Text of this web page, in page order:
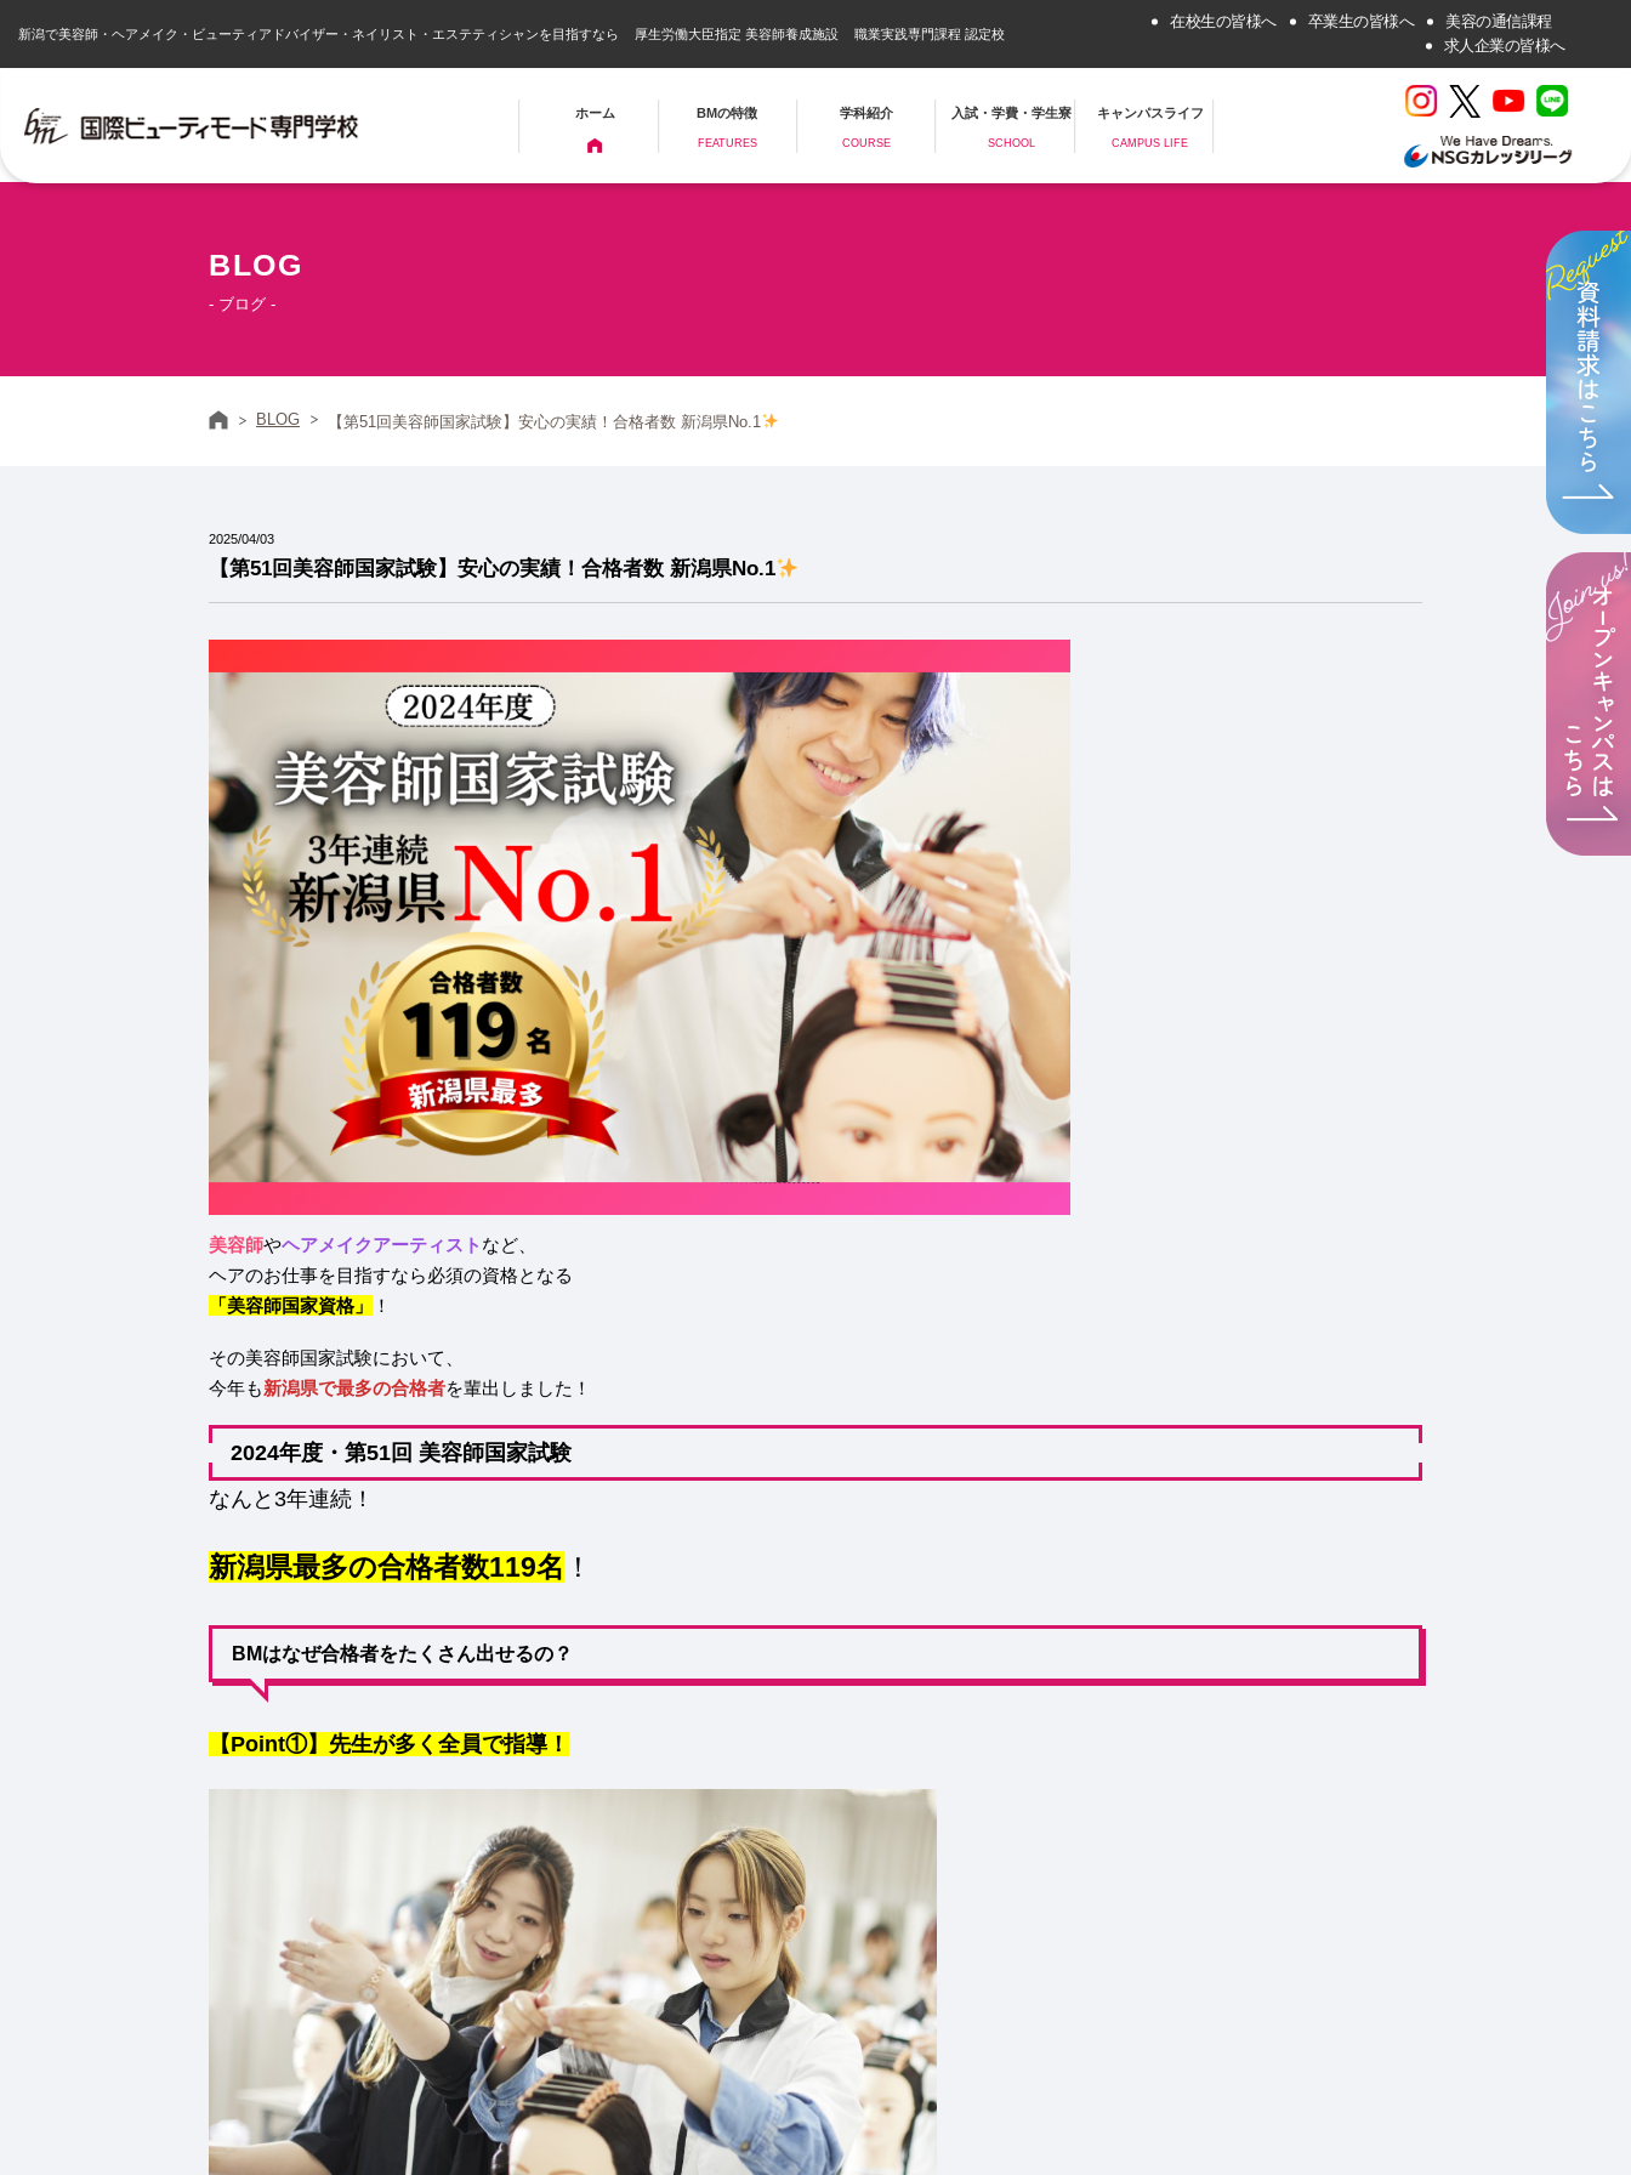
新潟で美容師・ヘアメイク・ビューティアドバイザー・ネイリスト・エステティシャンを目指すなら 厚生労働大臣指定 美容師養成施設 職業実践専門課程 認定校
在校生の皆様へ 卒業生の皆様へ
美容の通信課程
求人企業の皆様へ
ホーム BMの特徴
FEATURES
学科紹介
COURSE
入試・学費・学生寮
SCHOOL
キャンパスライフ
CAMPUS LIFE
BLOG
- ブログ -
ホームBLOG 【第51回美容師国家試験】安心の実績！合格者数 新潟県No.1
2025/04/03
【第51回美容師国家試験】安心の実績！合格者数 新潟県No.1
美容師やヘアメイクアーティスト など、
ヘアのお仕事を目指すなら必須の資格となる
「美容師国家資格」
！
その美容師国家試験において、
今年も新潟県で最多の合格者を輩出しました！
2024年度・第51回 美容師国家試験
なんと3年連続！
新潟県最多の合格者数119名 ！
BMはなぜ合格者をたくさん出せるの？
【Point①】先生が多く全員で指導！